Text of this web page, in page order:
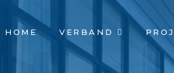
NAVIGATION
ÜBERSPRINGEN
HOME VERBAND